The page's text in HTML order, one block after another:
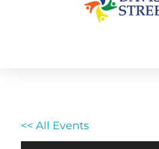
您可以提供帮助
<< All Events